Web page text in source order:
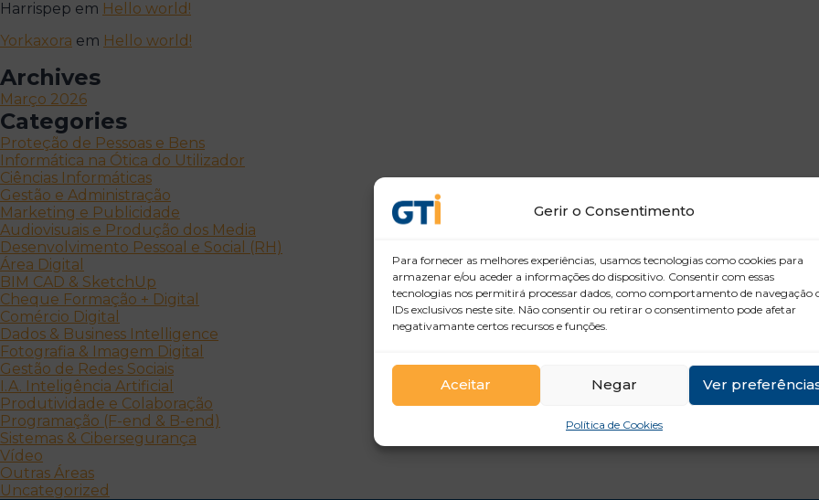
Gerir o Consentimento
Para fornecer as melhores experiências, usamos tecnologias como cookies para
armazenar e/ou aceder a informações do dispositivo. Consentir com essas
tecnologias nos permitirá processar dados, como comportamento de navegação
IDs exclusivos neste site. Não consentir ou retirar o consentimento pode afetar
negativamante certos recursos e funções.
Aceitar Negar Ver
Política de Cookies
Harrispep em Hello world!
Yorkaxora em Hello world!
Archives
Março 2026
Categories
Proteção de Pessoas e Bens
Informática na Ótica do Utilizador
Ciências Informáticas
Gestão e Administração
Marketing e Publicidade
Audiovisuais e Produção dos Media
Desenvolvimento Pessoal e Social (RH)
Área Digital
BIM CAD & SketchUp
Cheque Formação + Digital
Comércio Digital
Dados & Business Intelligence
Fotografia & Imagem Digital
Gestão de Redes Sociais
I.A. Inteligência Artificial
Produtividade e Colaboração
Programação (F-end & B-end)
Sistemas & Cibersegurança
Vídeo
Outras Áreas
Uncategorized